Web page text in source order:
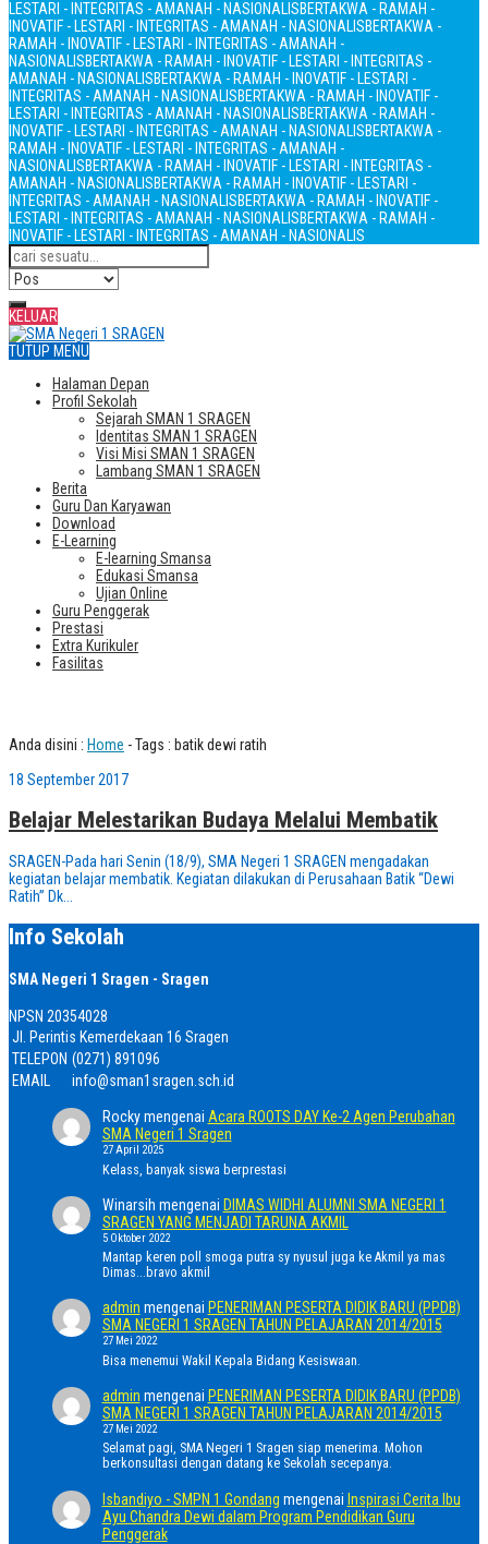
LESTARI - INTEGRITAS - AMANAH - NASIONALISBERTAKWA - RAMAH -
INOVATIF - LESTARI - INTEGRITAS - AMANAH - NASIONALISBERTAKWA -
RAMAH - INOVATIF - LESTARI - INTEGRITAS - AMANAH -
NASIONALISBERTAKWA - RAMAH - INOVATIF - LESTARI - INTEGRITAS -
AMANAH - NASIONALISBERTAKWA - RAMAH - INOVATIF - LESTARI -
INTEGRITAS - AMANAH - NASIONALISBERTAKWA - RAMAH - INOVATIF -
LESTARI - INTEGRITAS - AMANAH - NASIONALISBERTAKWA - RAMAH -
INOVATIF - LESTARI - INTEGRITAS - AMANAH - NASIONALISBERTAKWA -
RAMAH - INOVATIF - LESTARI - INTEGRITAS - AMANAH -
NASIONALISBERTAKWA - RAMAH - INOVATIF - LESTARI - INTEGRITAS -
AMANAH - NASIONALISBERTAKWA - RAMAH - INOVATIF - LESTARI -
INTEGRITAS - AMANAH - NASIONALISBERTAKWA - RAMAH - INOVATIF -
LESTARI - INTEGRITAS - AMANAH - NASIONALISBERTAKWA - RAMAH -
INOVATIF - LESTARI - INTEGRITAS - AMANAH - NASIONALIS
KELUAR
TUTUP MENU
Halaman Depan
Profil Sekolah
Sejarah SMAN 1 SRAGEN
Identitas SMAN 1 SRAGEN
Visi Misi SMAN 1 SRAGEN
Lambang SMAN 1 SRAGEN
Berita
Guru Dan Karyawan
Download
E-Learning
E-learning Smansa
Edukasi Smansa
Ujian Online
Guru Penggerak
Prestasi
Extra Kurikuler
Fasilitas
Anda disini : Home -Tags : batik dewi ratih
18 September 2017
Belajar Melestarikan Budaya Melalui Membatik
SRAGEN-Pada hari Senin (18/9), SMA Negeri 1 SRAGEN mengadakan
kegiatan belajar membatik. Kegiatan dilakukan di Perusahaan Batik “Dewi
Ratih” Dk...
Info Sekolah
SMA Negeri 1 Sragen - Sragen
NPSN 20354028
Jl. Perintis Kemerdekaan 16 Sragen
TELEPON (0271) 891096
EMAIL
info@sman1sragen.sch.id
Rockymengenai Acara ROOTS DAY Ke-2 Agen Perubahan
SMA Negeri 1 Sragen
27 April 2025
Kelass, banyak siswa berprestasi
Winarsih mengenai DIMAS WIDHI ALUMNI SMA NEGERI 1
SRAGEN YANG MENJADI TARUNA AKMIL
5 Oktober 2022
Mantap keren poll smoga putra sy nyusul juga ke Akmil ya mas
Dimas...bravo akmil
admin mengenai PENERIMAN PESERTA DIDIK BARU (PPDB)
SMA NEGERI 1 SRAGEN TAHUN PELAJARAN 2014/2015
27 Mei 2022
Bisa menemui Wakil Kepala Bidang Kesiswaan.
admin mengenai PENERIMAN PESERTA DIDIK BARU (PPDB)
SMA NEGERI 1 SRAGEN TAHUN PELAJARAN 2014/2015
27 Mei 2022
Selamat pagi, SMA Negeri 1 Sragen siap menerima. Mohon
berkonsultasi dengan datang ke Sekolah secepanya.
Isbandiyo - SMPN 1 Gondang mengenai Inspirasi Cerita Ibu
Ayu Chandra Dewi dalam Program Pendidikan Guru
Penggerak